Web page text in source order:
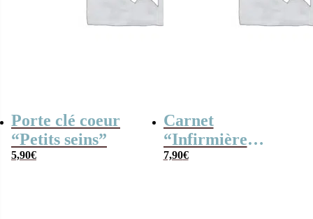
Porte clé coeur
“Petits seins”
5,90€
Carnet
“Infirmière
Géniale” –
7,90€